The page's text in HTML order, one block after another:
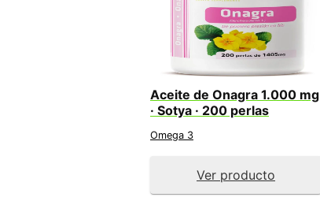
Aceite de Onagra 1.000 mg
· Sotya · 200 perlas
Omega 3
Ver producto